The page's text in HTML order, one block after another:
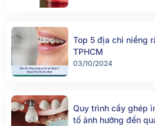
Top 5 địa chỉ niềng
TPHCM
03/10/2024
Quy trình cấy ghép
tố ảnh hưởng đến